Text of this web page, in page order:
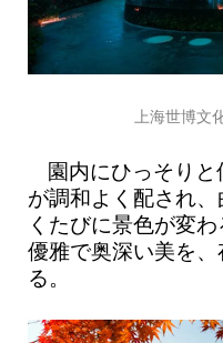
上海世博文
園内にひっそり
が調和よく配され
くたびに景色が変
優雅で奥深い美を
る。